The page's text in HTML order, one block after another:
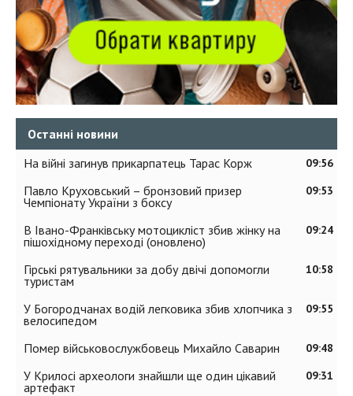
Останні новини
09:56
На війні загинув прикарпатець Тарас Корж
09:53
Павло Круховський – бронзовий призер
Чемпіонату України з боксу
09:24
В Івано-Франківську мотоцикліст збив жінку на
пішохідному переході (оновлено)
10:58
Гірські рятувальники за добу двічі допомогли
туристам
09:55
У Богородчанах водій легковика збив хлопчика з
велосипедом
09:48
Помер військовослужбовець Михайло Саварин
09:31
У Крилосі археологи знайшли ще один цікавий
артефакт